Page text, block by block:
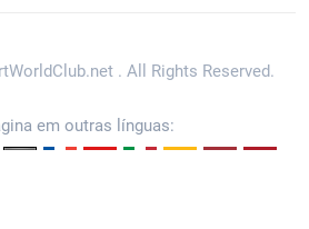
. All Rights Reserved.
em outras línguas: